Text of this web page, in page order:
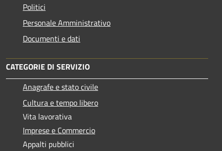
Politici
Personale Amministrativo
Documenti e dati
CATEGORIE DI SERVIZIO
Anagrafe e stato civile
Cultura e tempo libero
Vita lavorativa
Imprese e Commercio
Appalti pubblici